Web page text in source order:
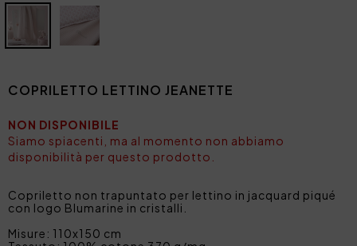
COPRILETTO LETTINO JEANETTE
NON DISPONIBILE
Siamo spiacenti, ma al momento non abbiamo
disponibilità per questo prodotto.
Copriletto non trapuntato per lettino in jacquard piqué
con logo Blumarine in cristalli.
Misure: 110x150 cm